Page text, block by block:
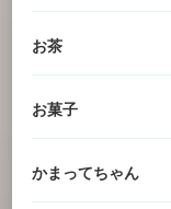
お茶
お菓子
かまってちゃん